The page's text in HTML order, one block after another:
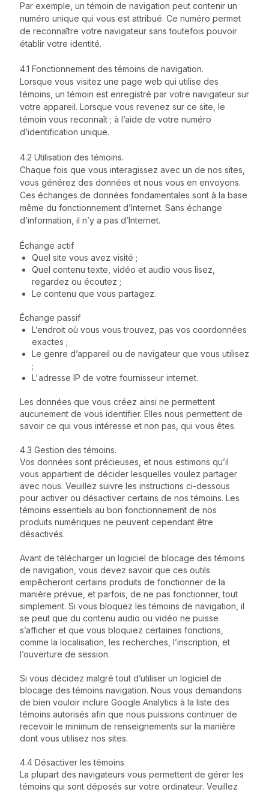
Par exemple, un témoin de navigation peut contenir un
numéro unique qui vous est attribué. Ce numéro permet
de reconnaître votre navigateur sans toutefois pouvoir
établir votre identité.
4.1 Fonctionnement des témoins de navigation.
Lorsque vous visitez une page web qui utilise des
témoins, un témoin est enregistré par votre navigateur sur
votre appareil. Lorsque vous revenez sur ce site, le
témoin vous reconnaît ; à l’aide de votre numéro
d’identification unique.
4.2 Utilisation des témoins.
Chaque fois que vous interagissez avec un de nos sites,
vous générez des données et nous vous en envoyons.
Ces échanges de données fondamentales sont à la base
même du fonctionnement d’Internet. Sans échange
d’information, il n’y a pas d’Internet.
Échange actif
Quel site vous avez visité ;
Quel contenu texte, vidéo et audio vous lisez,
regardez ou écoutez ;
Le contenu que vous partagez.
Échange passif
L’endroit où vous vous trouvez, pas vos coordonnées
exactes ;
Le genre d’appareil ou de navigateur que vous utilisez
;
L'adresse IP de votre fournisseur internet.
Les données que vous créez ainsi ne permettent
aucunement de vous identifier. Elles nous permettent de
savoir ce qui vous intéresse et non pas, qui vous êtes.
4.3 Gestion des témoins.
Vos données sont précieuses, et nous estimons qu’il
vous appartient de décider lesquelles voulez partager
avec nous. Veuillez suivre les instructions ci-dessous
pour activer ou désactiver certains de nos témoins. Les
témoins essentiels au bon fonctionnement de nos
produits numériques ne peuvent cependant être
désactivés.
Avant de télécharger un logiciel de blocage des témoins
de navigation, vous devez savoir que ces outils
empêcheront certains produits de fonctionner de la
manière prévue, et parfois, de ne pas fonctionner, tout
simplement. Si vous bloquez les témoins de navigation, il
se peut que du contenu audio ou vidéo ne puisse
s’afficher et que vous bloquiez certaines fonctions,
comme la localisation, les recherches, l’inscription, et
l’ouverture de session.
Si vous décidez malgré tout d’utiliser un logiciel de
blocage des témoins navigation. Nous vous demandons
de bien vouloir inclure Google Analytics à la liste des
témoins autorisés afin que nous puissions continuer de
recevoir le minimum de renseignements sur la manière
dont vous utilisez nos sites.
4.4 Désactiver les témoins
La plupart des navigateurs vous permettent de gérer les
témoins qui sont déposés sur votre ordinateur. Veuillez